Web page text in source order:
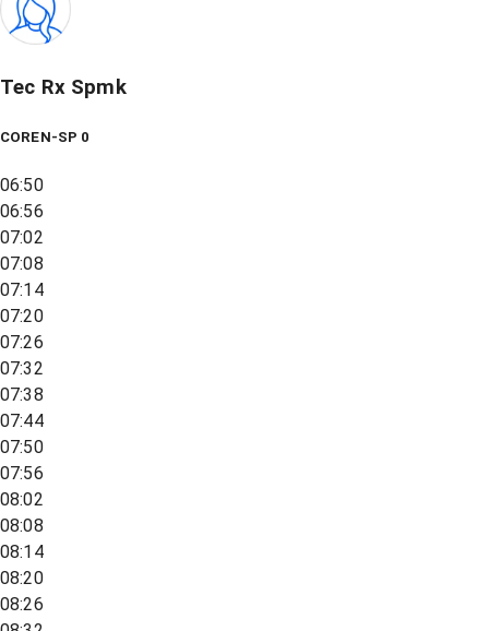
Tec Rx Spmk
COREN-SP 0
06:50
06:56
07:02
07:08
07:14
07:20
07:26
07:32
07:38
07:44
07:50
07:56
08:02
08:08
08:14
08:20
08:26